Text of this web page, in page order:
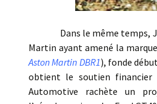
Dans le même temps,
Martin ayant amené la
Aston Martin DBR1), fonde
obtient le soutien financier
Automotive rachète un